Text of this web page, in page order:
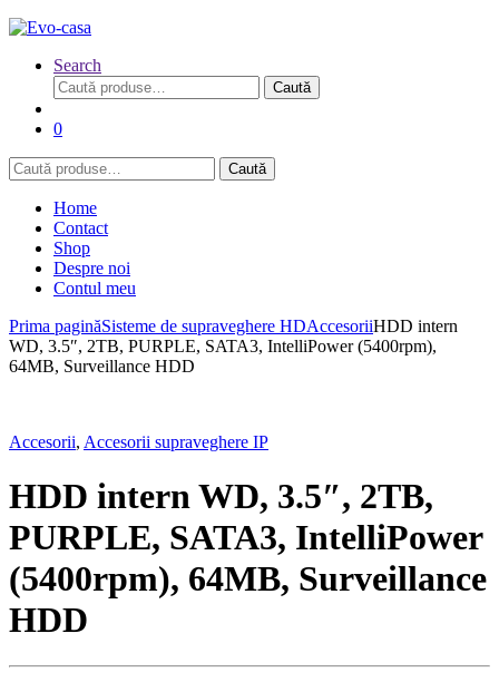
Search
Caută
după:
Caută
0
Caută
după:
Caută
Home
Contact
Shop
Despre noi
Contul meu
Prima paginăSisteme de supraveghere HDAccesoriiHDD intern
WD, 3.5″, 2TB, PURPLE, SATA3, IntelliPower (5400rpm),
64MB, Surveillance HDD
Accesorii, Accesorii supraveghere IP
HDD intern WD, 3.5″, 2TB,
PURPLE, SATA3, IntelliPower
(5400rpm), 64MB, Surveillance
HDD